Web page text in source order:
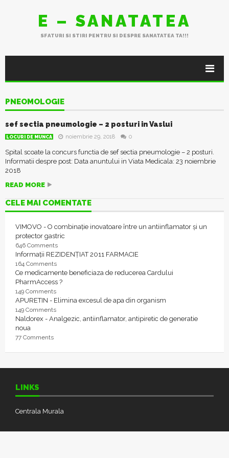
E – SANATATEA
SFATURI SI STIRI PENTRU SI DESPRE SANATATEA TA!!!
PNEOMOLOGIE
sef sectia pneumologie – 2 posturi in Vaslui
LOCURI DE MUNCA noiembrie 29, 2018 0
Spital scoate la concurs functia de sef sectia pneumologie – 2 posturi.
Informatii despre post: Data anuntului in Viata Medicala: 23 noiembrie
2018
READ MORE
CELE MAI COMENTATE
VIMOVO - O combinație inovatoare între un antiinflamator și un
protector gastric
646 Comments
Informații REZIDENȚIAT 2011 FARMACIE
164 Comments
Ce medicamente beneficiaza de reducerea Cardului
PharmAccess ?
149 Comments
APURETIN - Elimina excesul de apa din organism
149 Comments
Naldorex - Analgezic, antiinflamator, antipiretic de generatie
noua
77 Comments
LINKS
Centrala Murala